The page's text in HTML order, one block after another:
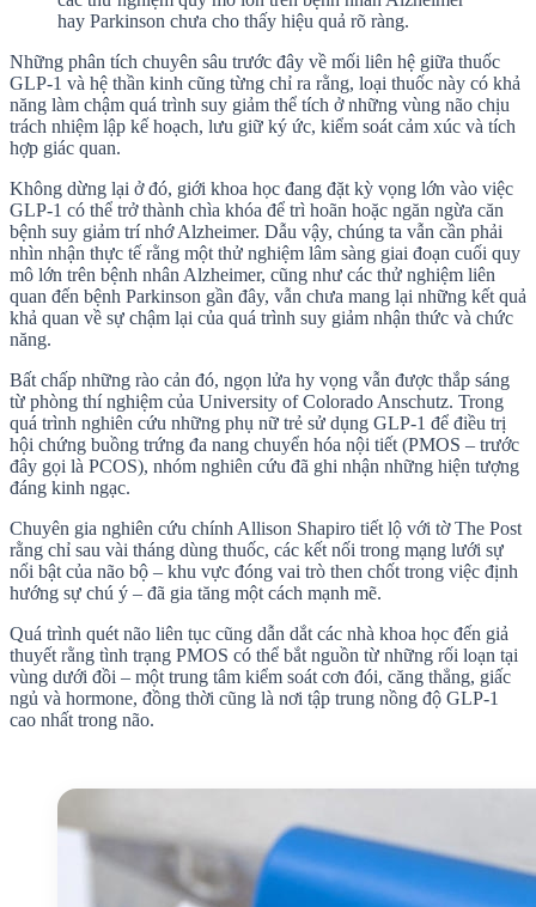
hay Parkinson chưa cho thấy hiệu quả rõ ràng.
Những phân tích chuyên sâu trước đây về mối liên hệ giữa thuốc
GLP-1 và hệ thần kinh cũng từng chỉ ra rằng, loại thuốc này có khả
năng làm chậm quá trình suy giảm thể tích ở những vùng não chịu
trách nhiệm lập kế hoạch, lưu giữ ký ức, kiểm soát cảm xúc và tích
hợp giác quan.
Không dừng lại ở đó, giới khoa học đang đặt kỳ vọng lớn vào việc
GLP-1 có thể trở thành chìa khóa để trì hoãn hoặc ngăn ngừa căn
bệnh suy giảm trí nhớ Alzheimer. Dẫu vậy, chúng ta vẫn cần phải
nhìn nhận thực tế rằng một thử nghiệm lâm sàng giai đoạn cuối quy
mô lớn trên bệnh nhân Alzheimer, cũng như các thử nghiệm liên
quan đến bệnh Parkinson gần đây, vẫn chưa mang lại những kết quả
khả quan về sự chậm lại của quá trình suy giảm nhận thức và chức
năng.
Bất chấp những rào cản đó, ngọn lửa hy vọng vẫn được thắp sáng
từ phòng thí nghiệm của University of Colorado Anschutz. Trong
quá trình nghiên cứu những phụ nữ trẻ sử dụng GLP-1 để điều trị
hội chứng buồng trứng đa nang chuyển hóa nội tiết (PMOS – trước
đây gọi là PCOS), nhóm nghiên cứu đã ghi nhận những hiện tượng
đáng kinh ngạc.
Chuyên gia nghiên cứu chính Allison Shapiro tiết lộ với tờ The Post
rằng chỉ sau vài tháng dùng thuốc, các kết nối trong mạng lưới sự
nổi bật của não bộ – khu vực đóng vai trò then chốt trong việc định
hướng sự chú ý – đã gia tăng một cách mạnh mẽ.
Quá trình quét não liên tục cũng dẫn dắt các nhà khoa học đến giả
thuyết rằng tình trạng PMOS có thể bắt nguồn từ những rối loạn tại
vùng dưới đồi – một trung tâm kiểm soát cơn đói, căng thẳng, giấc
ngủ và hormone, đồng thời cũng là nơi tập trung nồng độ GLP-1
cao nhất trong não.